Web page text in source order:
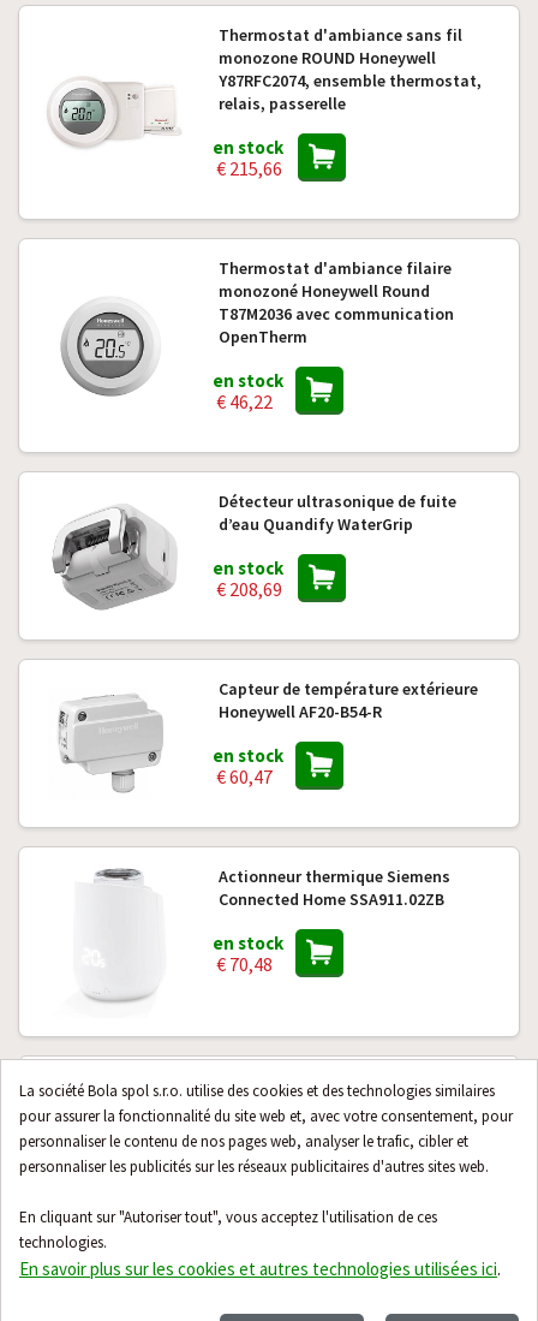
La société Bola spol s.r.o. utilise des cookies et des technologies similaires
pour assurer la fonctionnalité du site web et, avec votre consentement, pour
personnaliser le contenu de nos pages web, analyser le trafic, cibler et
personnaliser les publicités sur les réseaux publicitaires d'autres sites web.
En cliquant sur "Autoriser tout", vous acceptez l'utilisation de ces
technologies.
En savoir plus sur les cookies et autres technologies utilisées ici.
Thermostat d'ambiance sans fil
monozone ROUND Honeywell
Y87RFC2074, ensemble thermostat,
relais, passerelle
en stock
€ 215,66
Thermostat d'ambiance filaire
monozoné Honeywell Round
T87M2036 avec communication
OpenTherm
en stock
€ 46,22
Détecteur ultrasonique de fuite
d’eau Quandify WaterGrip
en stock
€ 208,69
Capteur de température extérieure
Honeywell AF20-B54-R
en stock
€ 60,47
Actionneur thermique Siemens
Connected Home SSA911.02ZB
en stock
€ 70,48
Module de conversion de 230V à 24V
pour servomoteurs thermiques
Danfoss Icon2 (088U2140)
en stock